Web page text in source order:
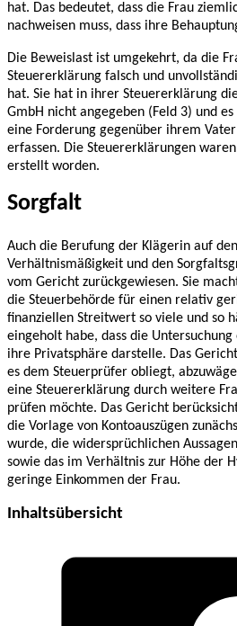
hat. Das bedeutet, dass die Frau
nachweisen muss, dass ihre
Die Beweislast ist umgekehrt, da die
Steuererklärung falsch und
hat. Sie hat in ihrer Steuererklärung
GmbH nicht angegeben (Feld 3) und
eine Forderung gegenüber ihrem
erfassen. Die Steuererklärungen
erstellt worden.
Sorgfalt
Auch die Berufung der Klägerin auf
Verhältnismäßigkeit und den
vom Gericht zurückgewiesen. Sie
die Steuerbehörde für einen relativ
finanziellen Streitwert so viele und so
eingeholt habe, dass die
ihre Privatsphäre darstelle. Das
es dem Steuerprüfer obliegt,
eine Steuererklärung durch weitere
prüfen möchte. Das Gericht
die Vorlage von Kontoauszügen
wurde, die widersprüchlichen
sowie das im Verhältnis zur Höhe der
geringe Einkommen der Frau.
Inhaltsübersicht